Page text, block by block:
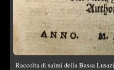
Raccolta di salmi della Bassa